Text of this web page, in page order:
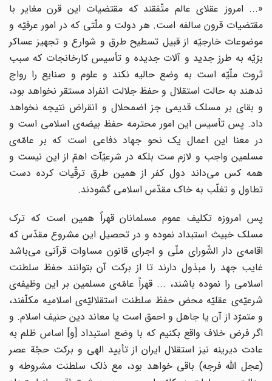
«... امروز عقلای عالم متّفقند که مقتضیات این قرن مغایر با
مقتضیات قرون سالفه است. هر دولت و ملّتی که در امور عرفیّه و
موضوعات خارجیّه از قبیل تسطیح طرق و شوارع و تجهیز عساکر
برّیّه به طرز جدید و آلات جدیده و تأسیس کارخانجات که سبب
ثروت ملّیّه است به وضع حالیه نکند و علوم و صنایع را رواج
ندهند به حالت استقلال و حفظ جلالت انفراد مستقر نخواهد بود،
و بقای بر مسلک قدیمی جز اضمحلال و انقراض نتیجه نخواهد
داد. پس تأسیس این امور محترمه حفظ بیضه‌ی اسلامی است و
در معنا این اعمال یک نحو جهاد دفاعی است که بر عامّه‌ی
مسلمین واجب و لازم ست بلکه در شرعیّآت اهمّ از این نیست و
همه کس می‌داند دول کفر از همین طرق ترقّیات کرده دست
تطاول و تغلّب به خاک مقدّس اسلامی گشودند.
پس امروزه تکلیف عموم مسلمانان قهراً همین است که ترک
مسلک خبیث استبداد نموده و در تحصیل این مشروع مقدّس که
اقامه‌ی دار الشّورای ملّی و اجرای قانون مساوات قرآنی می‌باشد
غایب جهد را مبذول دارند تا از برکت آن بتوانند حفظ سلطنت
اسلامی را نموده باشند، ... قهراً عامّه‌ی مسلمین بر این وظیفه‌ی
شرعیّه‌ی عقلیّه محض حفظ سلطنت استقلالیّه‌ی اسلامیه مکلّفند،
و متمرّد از آن یا جاهل و احمق است یا معاند دین حنیف اسلام. و
اگر فرض خلاف واقع بکنیم که با وضع استبداد [و] اساس ظلم به
عادت دیرینه نیز استقلال ایران از تأیید الهی و برکت حجّة عصر
(عجل الله فرجه) باقی خواهد بود، مع ذلک سلطنت مشروطه و